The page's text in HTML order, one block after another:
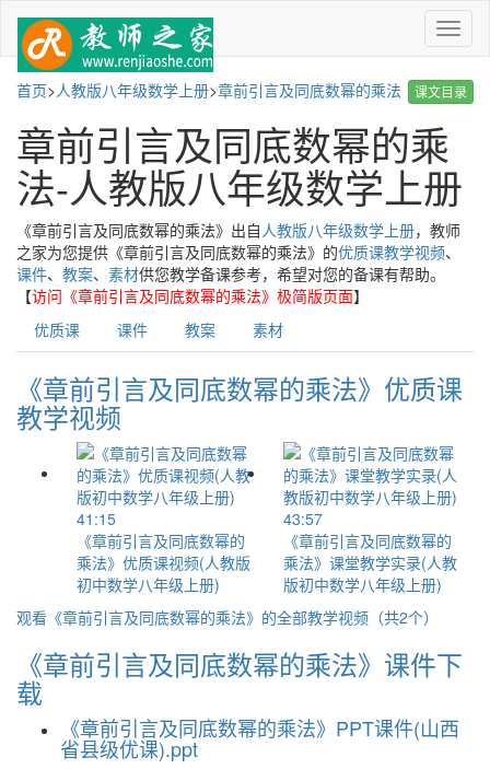
菜
单
课文目录
首页>人教版八年级数学上册>章前引言及同底数幂的乘法
章前引言及同底数幂的乘
法-人教版八年级数学上册
《章前引言及同底数幂的乘法》出自人教版八年级数学上册，教师
之家为您提供《章前引言及同底数幂的乘法》的优质课教学视频、
课件、 教案、 素材供您教学备课参考，希望对您的备课有帮助。
【访问《章前引言及同底数幂的乘法》极简版页面】
优质课
课件 教案 素材
《章前引言及同底数幂的乘法》优质课
教学视频
41:15
《章前引言及同底数幂的
乘法》优质课视频(人教版
初中数学八年级上册)
43:57
《章前引言及同底数幂的
乘法》课堂教学实录(人教
版初中数学八年级上册)
观看《章前引言及同底数幂的乘法》的全部教学视频（共2个）
《章前引言及同底数幂的乘法》课件下
载
《章前引言及同底数幂的乘法》PPT课件(山西
省县级优课).ppt